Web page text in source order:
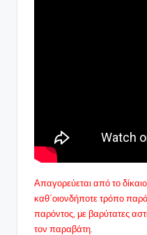
Απαγορεύεται από το
καθ΄οιονδήποτε τρόπο
παρόντος, με βαρύτατες
τον παραβάτη.